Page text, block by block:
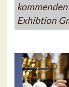
Exhibtion